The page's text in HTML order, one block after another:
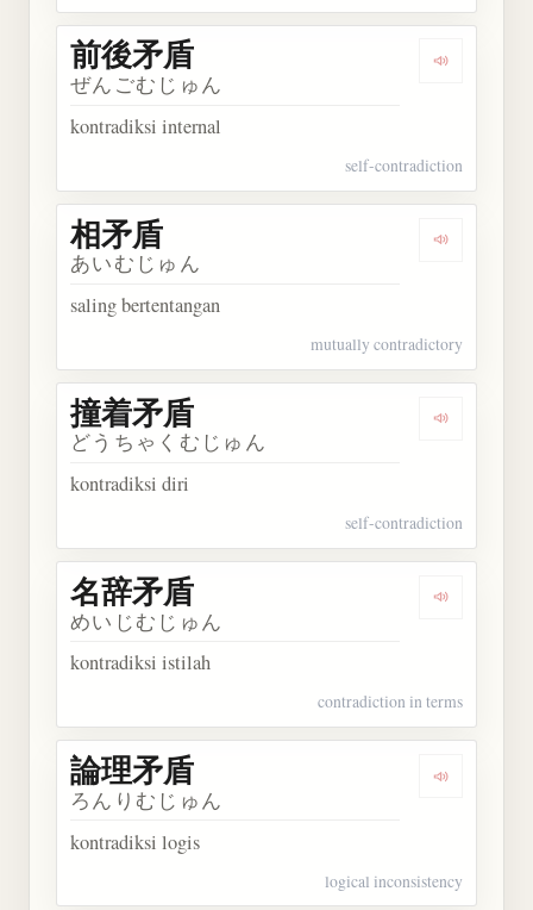
Dengarkan
前後矛盾
ぜんごむじゅん
kontradiksi internal
self-contradiction
Dengarkan
相矛盾
あいむじゅん
saling bertentangan
mutually contradictory
Dengarkan
撞着矛盾
どうちゃくむじゅん
kontradiksi diri
self-contradiction
Dengarkan
名辞矛盾
めいじむじゅん
kontradiksi istilah
contradiction in terms
Dengarkan
論理矛盾
ろんりむじゅん
kontradiksi logis
logical inconsistency